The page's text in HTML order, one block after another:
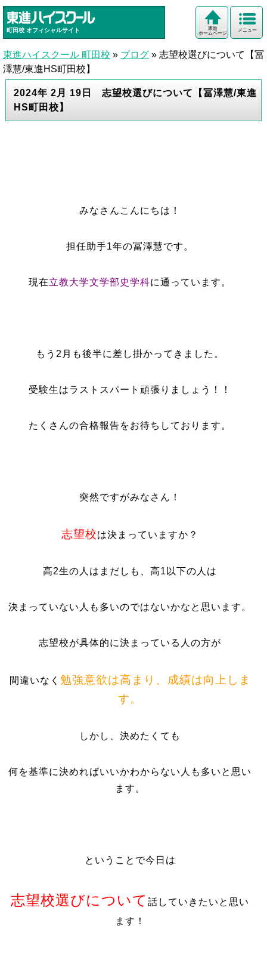
町田校 オフィシャルサイト メニュー
東進
ホームページ
東進ハイスクール 町田校 » ブログ » 志望校選びについて【冨
澤慧/東進HS町田校】
2024年 2月 19日 志望校選びについて【冨澤慧/東進
HS町田校】
みなさんこんにちは！
担任助手1年の冨澤慧です。
現在立教大学文学部史学科に通っています。
もう2月も後半に差し掛かってきました。
受験生はラストスパート頑張りましょう！！
たくさんの合格報告をお待ちしております。
突然ですがみなさん！
志望校は決まっていますか？
高2生の人はまだしも、高1以下の人は
決まっていない人も多いのではないかなと思います。
志望校が具体的に決まっている人の方が
間違いなく 勉強意欲は高まり、成績は向上しま
す。
しかし、決めたくても
何を基準に決めればいいかわからない人も多いと思い
ます。
ということで今日は
志望校選びについて話していきたいと思い
ます！